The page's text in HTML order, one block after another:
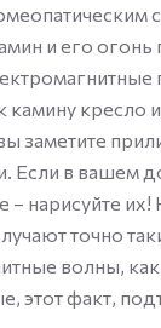
и его огонь
камину кресло
заметите
Если в вашем
– нарисуйте
точно
волны, как
этот факт,